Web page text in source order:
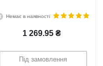
Немає в наявності
1 269.95₴
Під замовлення